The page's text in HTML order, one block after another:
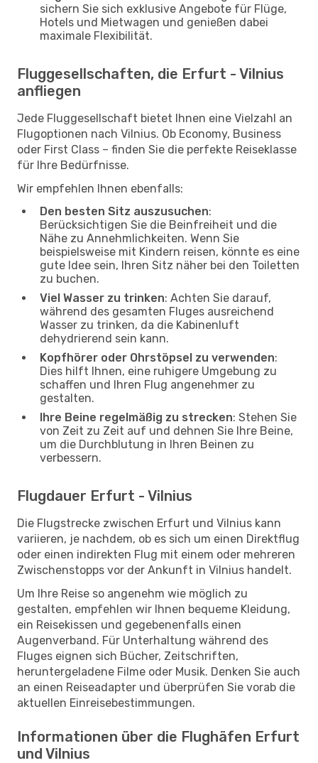
sichern Sie sich exklusive Angebote für Flüge,
Hotels und Mietwagen und genießen dabei
maximale Flexibilität.
Fluggesellschaften, die Erfurt - Vilnius
anfliegen
Jede Fluggesellschaft bietet Ihnen eine Vielzahl an
Flugoptionen nach Vilnius. Ob Economy, Business
oder First Class – finden Sie die perfekte Reiseklasse
für Ihre Bedürfnisse.
Wir empfehlen Ihnen ebenfalls:
Den besten Sitz auszusuchen:
Berücksichtigen Sie die Beinfreiheit und die
Nähe zu Annehmlichkeiten. Wenn Sie
beispielsweise mit Kindern reisen, könnte es eine
gute Idee sein, Ihren Sitz näher bei den Toiletten
zu buchen.
Viel Wasser zu trinken: Achten Sie darauf,
während des gesamten Fluges ausreichend
Wasser zu trinken, da die Kabinenluft
dehydrierend sein kann.
Kopfhörer oder Ohrstöpsel zu verwenden:
Dies hilft Ihnen, eine ruhigere Umgebung zu
schaffen und Ihren Flug angenehmer zu
gestalten.
Ihre Beine regelmäßig zu strecken: Stehen Sie
von Zeit zu Zeit auf und dehnen Sie Ihre Beine,
um die Durchblutung in Ihren Beinen zu
verbessern.
Flugdauer Erfurt - Vilnius
Die Flugstrecke zwischen Erfurt und Vilnius kann
variieren, je nachdem, ob es sich um einen Direktflug
oder einen indirekten Flug mit einem oder mehreren
Zwischenstopps vor der Ankunft in Vilnius handelt.
Um Ihre Reise so angenehm wie möglich zu
gestalten, empfehlen wir Ihnen bequeme Kleidung,
ein Reisekissen und gegebenenfalls einen
Augenverband. Für Unterhaltung während des
Fluges eignen sich Bücher, Zeitschriften,
heruntergeladene Filme oder Musik. Denken Sie auch
an einen Reiseadapter und überprüfen Sie vorab die
aktuellen Einreisebestimmungen.
Informationen über die Flughäfen Erfurt
und Vilnius